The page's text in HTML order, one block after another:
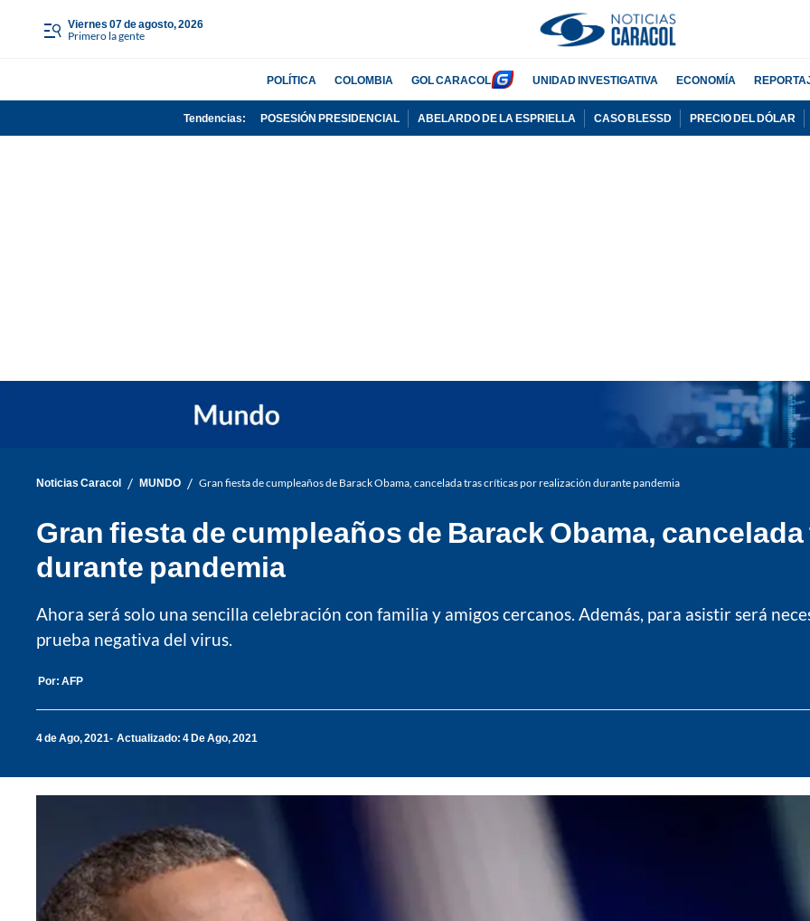
viernes 07 de agosto, 2026
Primero la gente
POLÍTICA COLOMBIA GOL CARACOL UNIDAD INVESTIGATIVA ECONOMÍA
Tendencias: POSESIÓN PRESIDENCIAL ABELARDO DE LA ESPRIELLA CASO BLESSD PRECIO DEL DÓLAR
Noticias Caracol / MUNDO / Gran fiesta de cumpleaños de Barack Obama, cancelada tras críticas por realización durante pandemia
Gran fiesta de cumpleaños de Barack Obama,
durante pandemia
Ahora será solo una sencilla celebración con familia y amigos cercanos. Además, para asistir será
prueba negativa del virus.
Por: AFP
4 de Ago, 2021 Actualizado: 4 De Ago, 2021